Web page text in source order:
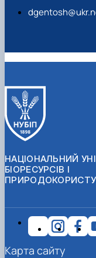
НАЦІОНАЛЬНИЙ
БІОРЕСУРСІВ І
Карта сайту